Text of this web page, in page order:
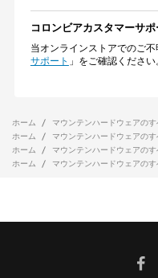
コロンビアカスタマーサポ
当オンラインストアでのご
サポート 」をご確認ください
ホーム マウンテンハードウェアの
ホーム
マウンテンハードウェアの
ホーム
マウンテンハードウェアの
ホーム
マウンテンハードウェアの